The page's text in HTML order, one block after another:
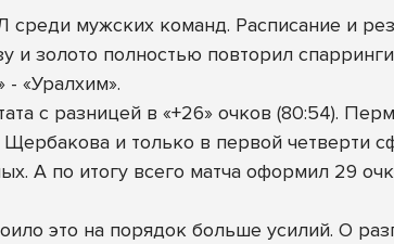
мужских команд. Расписание и
и золото полностью повторил
- «Уралхим».
с разницей в «+26» очков (80:54).
и только в первой четверти
А по итогу всего матча оформил 29
это на порядок больше усилий. О